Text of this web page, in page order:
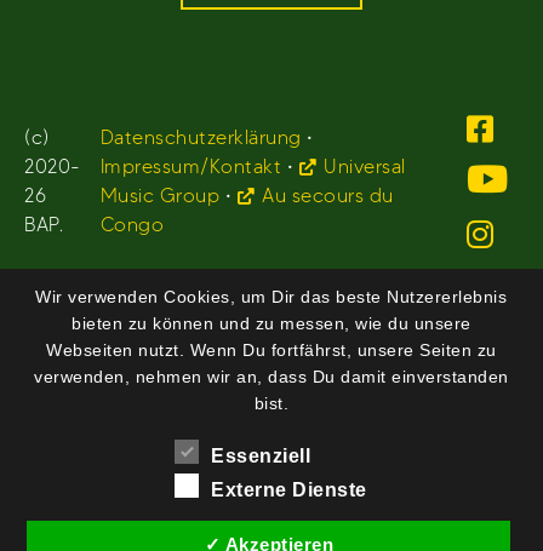
(c)
2020-
26
BAP.
Datenschutzerklärung •
Impressum/Kontakt •
Universal
Music Group •
Au secours du
Congo
Wir verwenden Cookies, um Dir das beste Nutzererlebnis
bieten zu können und zu messen, wie du unsere
Webseiten nutzt. Wenn Du fortfährst, unsere Seiten zu
verwenden, nehmen wir an, dass Du damit einverstanden
bist.
Essenziell
Externe Dienste
✓ Akzeptieren